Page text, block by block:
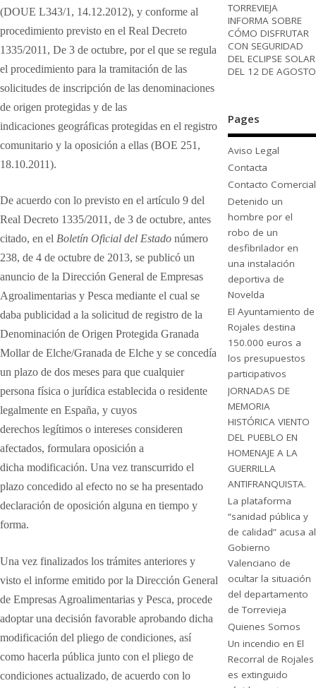
(DOUE L343/1, 14.12.2012), y conforme al
procedimiento previsto en el Real Decreto
1335/2011, De 3 de octubre, por el que se regula
el procedimiento para la tramitación de las
solicitudes de inscripción de las denominaciones
de origen protegidas y de las
indicaciones geográficas protegidas en el registro
comunitario y la oposición a ellas (BOE 251,
18.10.2011).
De acuerdo con lo previsto en el artículo 9 del
Real Decreto 1335/2011, de 3 de octubre, antes
citado, en el Boletín Oficial del Estado número
238, de 4 de octubre de 2013, se publicó un
anuncio de la Dirección General de Empresas
Agroalimentarias y Pesca mediante el cual se
daba publicidad a la solicitud de registro de la
Denominación de Origen Protegida Granada
Mollar de Elche/Granada de Elche y se concedía
un plazo de dos meses para que cualquier
persona física o jurídica establecida o residente
legalmente en España, y cuyos
derechos legítimos o intereses consideren
afectados, formulara oposición a
dicha modificación. Una vez transcurrido el
plazo concedido al efecto no se ha presentado
declaración de oposición alguna en tiempo y
forma.
Una vez finalizados los trámites anteriores y
visto el informe emitido por la Dirección General
de Empresas Agroalimentarias y Pesca, procede
adoptar una decisión favorable aprobando dicha
modificación del pliego de condiciones, así
como hacerla pública junto con el pliego de
condiciones actualizado, de acuerdo con lo
TORREVIEJA
INFORMA SOBRE
CÓMO DISFRUTAR
CON SEGURIDAD
DEL ECLIPSE SOLAR
DEL 12 DE AGOSTO
Pages
Aviso Legal
Contacta
Contacto Comercial
Detenido un
hombre por el
robo de un
desfibrilador en
una instalación
deportiva de
Novelda
El Ayuntamiento de
Rojales destina
150.000 euros a
los presupuestos
participativos
JORNADAS DE
MEMORIA
HISTÓRICA VIENTO
DEL PUEBLO EN
HOMENAJE A LA
GUERRILLA
ANTIFRANQUISTA.
La plataforma
“sanidad pública y
de calidad” acusa al
Gobierno
Valenciano de
ocultar la situación
del departamento
de Torrevieja
Quienes Somos
Un incendio en El
Recorral de Rojales
es extinguido